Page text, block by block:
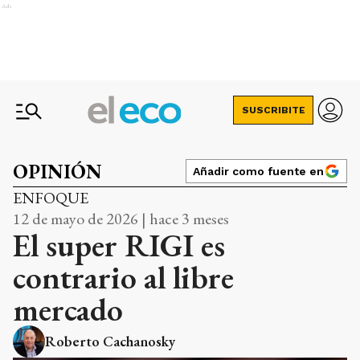
Ads
SUSCRIBITE
OPINIÓN Añadir como fuente en
ENFOQUE
12 de mayo de 2026 | hace 3 meses
El super RIGI es
contrario al libre
mercado
Roberto Cachanosky